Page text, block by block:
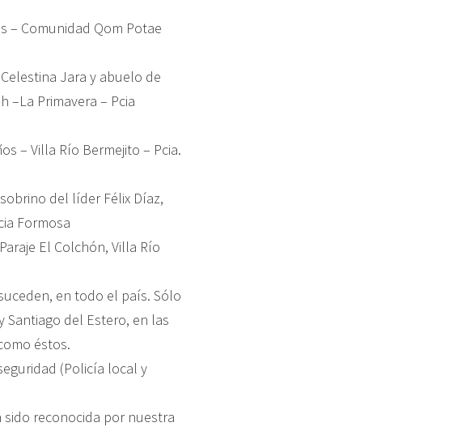
– Comunidad Qom Potae
Jara y abuelo de
–La Primavera – Pcia
– Villa Río Bermejito – Pcia.
del líder Félix Díaz,
Formosa
El Colchón, Villa Río
en todo el país. Sólo
Santiago del Estero, en las
éstos.
(Policía local y
reconocida por nuestra